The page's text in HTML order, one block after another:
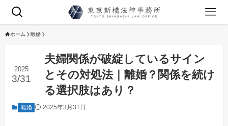
ホーム 離婚
夫婦関係が破綻しているサイン
とその対処法｜離婚？関係を続け
る選択肢はあり？
2025
3/31
離婚 2025年3月31日